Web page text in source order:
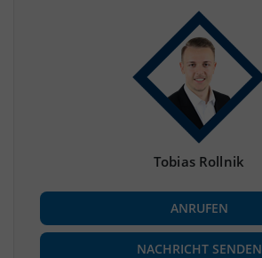
(Landkreis / Kreisfreie Stadt)
BESCHÄFTIGUNG
Beschäftigte
(Landkreis / Kreisfreie Stadt)
Tobias Rollnik
ANRUFEN
NACHRICHT SENDEN